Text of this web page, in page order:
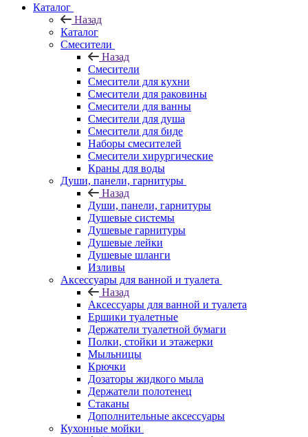
Каталог
Назад
Каталог
Смесители
Назад
Смесители
Смесители для кухни
Смесители для раковины
Смесители для ванны
Смесители для душа
Смесители для биде
Наборы смесителей
Смесители хирургические
Краны для воды
Души, панели, гарнитуры
Назад
Души, панели, гарнитуры
Душевые системы
Душевые гарнитуры
Душевые лейки
Душевые шланги
Изливы
Аксессуары для ванной и туалета
Назад
Аксессуары для ванной и туалета
Ершики туалетные
Держатели туалетной бумаги
Полки, стойки и этажерки
Мыльницы
Крючки
Дозаторы жидкого мыла
Держатели полотенец
Стаканы
Дополнительные аксессуары
Кухонные мойки